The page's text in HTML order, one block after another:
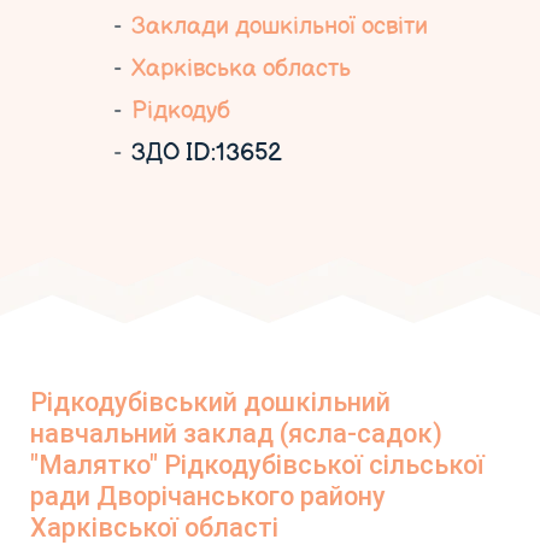
Заклади дошкільної освіти
Харківська область
Рідкодуб
ЗДО ID:13652
Рідкодубівський дошкільний
навчальний заклад (ясла-садок)
"Малятко" Рідкодубівської сільської
ради Дворічанського району
Харківської області